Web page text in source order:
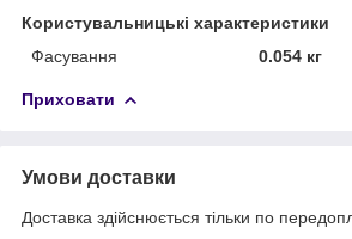
Користувальницькі характеристики
Фасування
0.054 кг
Приховати
Умови доставки
Доставка здійснюється тільки по